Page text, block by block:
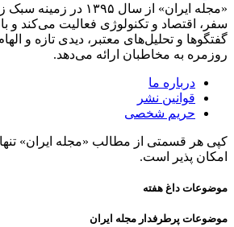
«مجله ایران» از سال ۱۳۹۵
سفر، اقتصاد و تکنولوژی فعالیت می‌کند و با
گفتگوها و تحلیل‌های معتبر، دیدی تازه و
روزمره به مخاطبان ارائه می‌دهد.
درباره ما
قوانین نشر
حریم شخصی
کپی هر قسمتی از مطالب «مجله ایران»
امکان پذیر است.
موضوعات داغ هفته
موضوعات پرطرفدار مجله ایران